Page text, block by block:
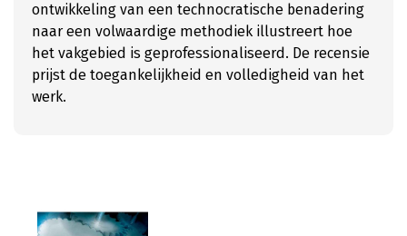
ontwikkeling van een technocratische benadering
naar een volwaardige methodiek illustreert hoe
het vakgebied is geprofessionaliseerd. De recensie
prijst de toegankelijkheid en volledigheid van het
werk.